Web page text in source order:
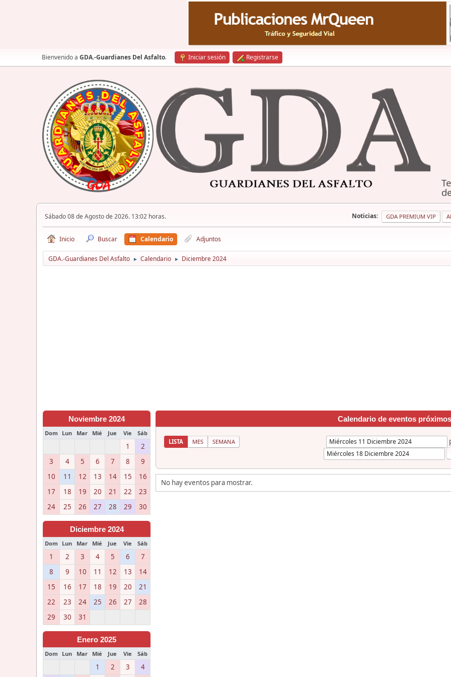
Bienvenido a GDA.-Guardianes Del Asfalto. Iniciar sesión Registrarse
Sábado 08 de Agosto de 2026. 13:02 horas. Noticias: GDA PREMIUM VIP
Inicio Buscar Calendario Adjuntos
GDA.-Guardianes Del Asfalto ► Calendario ► Diciembre 2024
Noviembre 2024
Dom Lun Mar Mié Jue Vie Sáb
1
2
3
4 5 6 7 8
9
10
11 12 13 14 15
16
17
18 19 20 21 22
23
24
25 26 27 28 29 30
Diciembre 2024
Dom Lun Mar Mié Jue Vie Sáb
1 2 3 4 5 6
7
8
9 10 11 12 13
14
15
16 17 18 19 20
21
22
23 24 25 26 27
28
29
30 31
Enero 2025
Dom Lun Mar Mié Jue Vie Sáb
1 2 3 4
Calendario de eventos próximos
LISTA MES SEMANA
No hay eventos para mostrar.